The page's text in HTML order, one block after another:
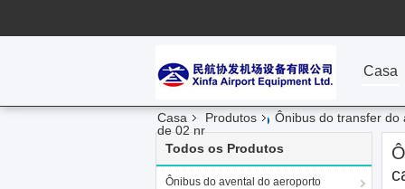
Casa
Casa Produtos Ônibus do transfer do
de 02 nr
Todos os Produtos
Ônibus do avental do aeroporto